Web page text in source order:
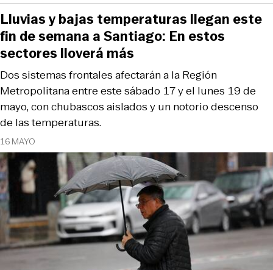
16 MAYO
Dos sistemas frontales afectarán a la Región
Metropolitana entre este sábado 17 y el lunes 19 de
mayo, con chubascos aislados y un notorio descenso
de las temperaturas.
Lluvias y bajas temperaturas llegan este
fin de semana a Santiago: En estos
sectores lloverá más